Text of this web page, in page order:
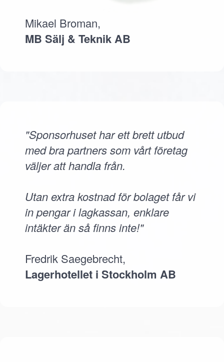
Mikael Broman,
MB Sälj & Teknik AB
"Sponsorhuset har ett brett utbud
med bra partners som vårt företag
väljer att handla från.
Utan extra kostnad för bolaget får vi
in pengar i lagkassan, enklare
intäkter än så finns inte!"
Fredrik Saegebrecht,
Lagerhotellet i Stockholm AB